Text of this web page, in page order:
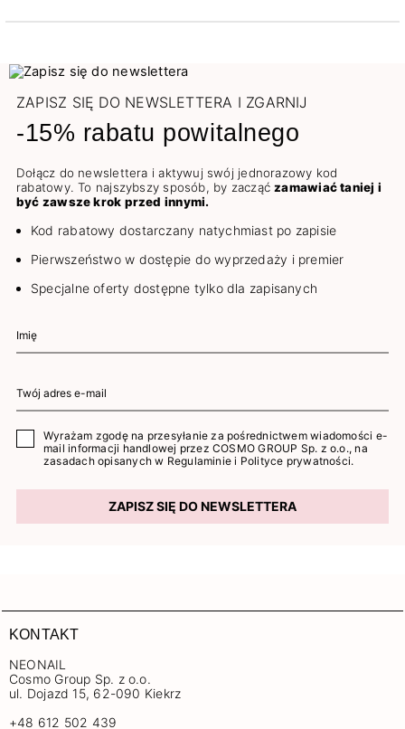
ZAPISZ SIĘ DO NEWSLETTERA I ZGARNIJ
-15% rabatu powitalnego
Dołącz do newslettera i aktywuj swój jednorazowy kod
rabatowy. To najszybszy sposób, by zacząćzamawiać taniej i
być zawsze krok przed innymi.
Kod rabatowy dostarczany natychmiast po zapisie
Pierwszeństwo w dostępie do wyprzedaży i premier
Specjalne oferty dostępne tylko dla zapisanych
Wyrażam zgodę na przesyłanie za pośrednictwem wiadomości e-
mail informacji handlowej przez COSMO GROUP Sp. z o.o., na
zasadach opisanych w Regulaminie i Polityce prywatności.
ZAPISZ SIĘ DO NEWSLETTERA
KONTAKT
NEONAIL
Cosmo Group Sp. z o.o.
ul. Dojazd 15, 62-090 Kiekrz
+48 612 502 439